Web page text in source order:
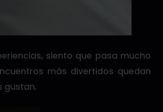
siento que pasa mucho
más divertidos quedan
gustan.